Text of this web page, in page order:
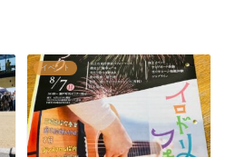
イベント